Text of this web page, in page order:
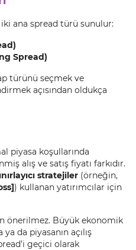
ana spread türü sunulur:
Spread)
türünü seçmek ve
açısından oldukça
piyasa koşullarında
alış ve satış fiyatı farkıdır.
stratejiler (örneğin,
) kullanan yatırımcılar için
önerilmez. Büyük ekonomik
da piyasanın açılış
geçici olarak